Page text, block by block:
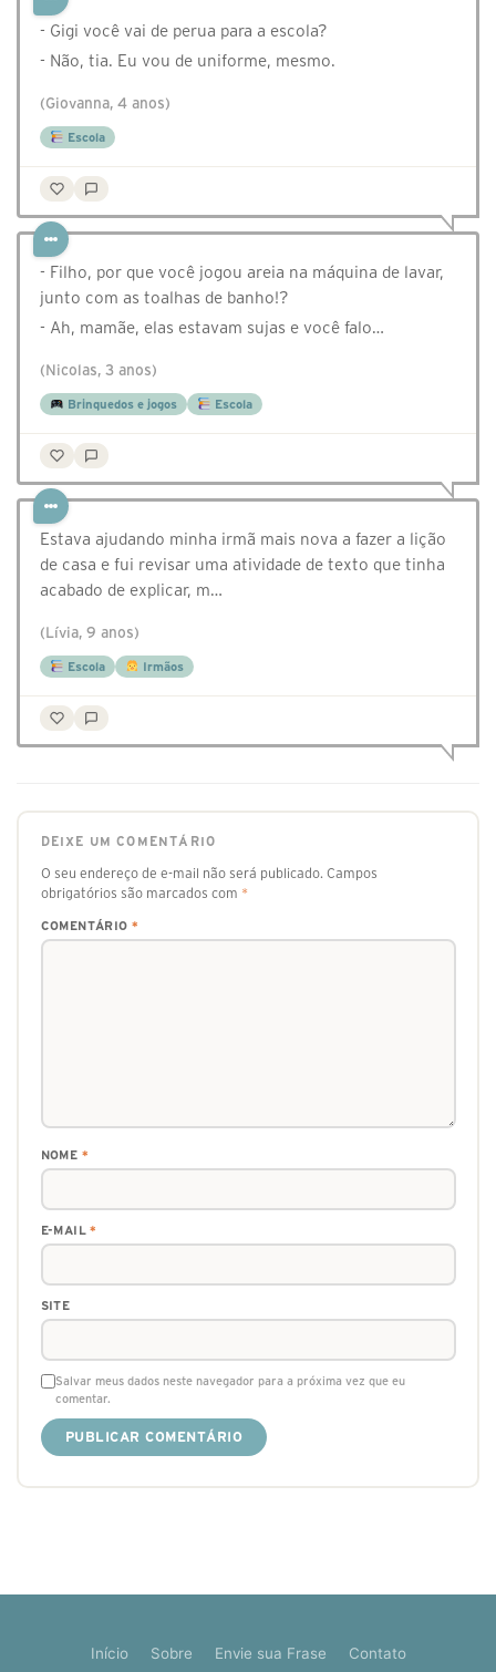
- Gigi você vai de perua para a escola?
- Não, tia. Eu vou de uniforme, mesmo.
(Giovanna, 4 anos)
Escola
- Filho, por que você jogou areia na máquina de lavar,
junto com as toalhas de banho!?
- Ah, mamãe, elas estavam sujas e você falo…
(Nicolas, 3 anos)
Brinquedos e jogos Escola
Estava ajudando minha irmã mais nova a fazer a lição
de casa e fui revisar uma atividade de texto que tinha
acabado de explicar, m…
(Lívia, 9 anos)
Escola Irmãos
DEIXE UM COMENTÁRIO
O seu endereço de e-mail não será publicado. Campos
obrigatórios são marcados com *
COMENTÁRIO *
NOME *
E-MAIL*
SITE
Salvar meus dados neste navegador para a próxima vez que eu
comentar.
Início Sobre Envie sua Frase Contato